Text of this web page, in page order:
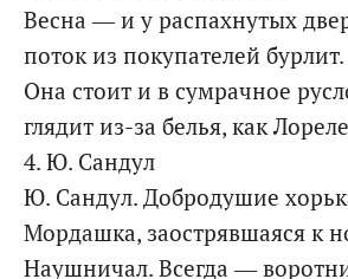
Весна — и у распахнутых
поток из покупателей бурлит.
Она стоит и в сумрачное
глядит из-за белья, как
4. Ю. Сандул
Ю. Сандул. Добродушие
Мордашка, заострявшаяся к
Наушничал. Всегда —